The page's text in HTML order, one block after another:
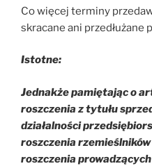
Co więcej terminy
skracane ani przedłużane
Istotne:
Jednakże pamiętając o
roszczenia z tytułu
działalności
roszczenia
roszczenia